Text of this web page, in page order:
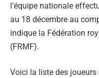
l’équipe nationale
au 18 décembre au
indique la Fédération
(FRMF).
Voici la liste des joueurs